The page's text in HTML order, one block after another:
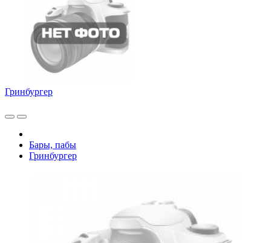
Гринбургер
Бары, пабы
Гринбургер